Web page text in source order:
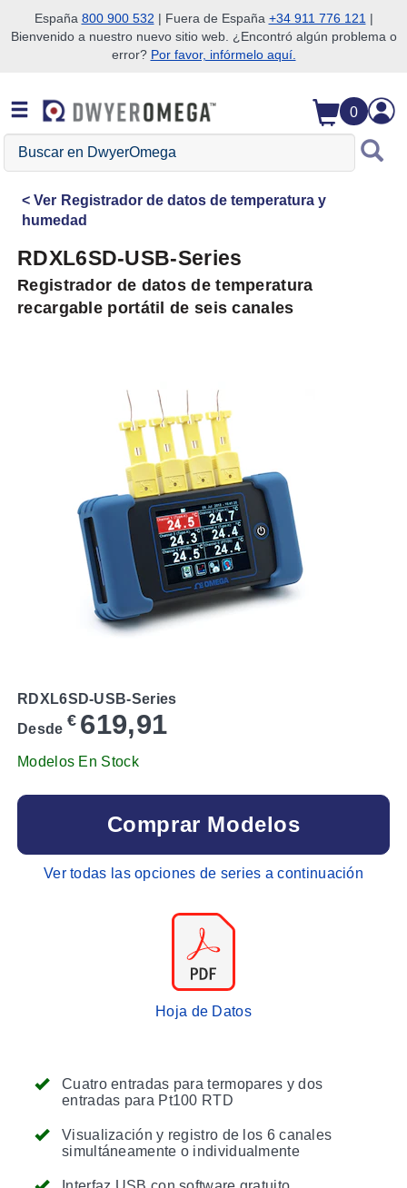
Saltar a la búsqueda
Saltar al contenido principal
Saltar a la navegación
España 800 900 532 | Fuera de España +34 911 776 121 |
Bienvenido a nuestro nuevo sitio web. ¿Encontró algún problema o
error? Por favor, infórmelo aquí.
0
Buscar
DwyerOmega
Ver Registrador de datos de temperatura y
humedad
RDXL6SD-USB-Series
Registrador de datos de temperatura
recargable portátil de seis canales
Cuatro entradas para termopares y dos
entradas para Pt100 RTD
Visualización y registro de los 6 canales
simultáneamente o individualmente
RDXL6SD-USB-Series
Desde € 619,91
Modelos En Stock
Comprar Modelos
Ver todas las opciones de series a continuación
Hoja de Datos